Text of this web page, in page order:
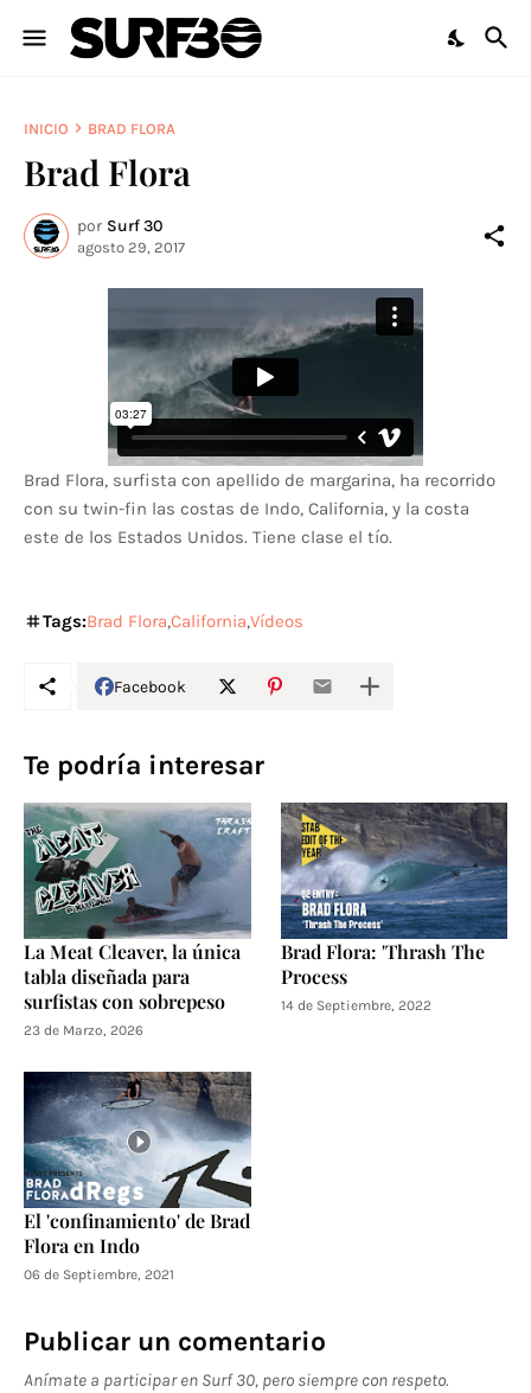
INICIO BRAD FLORA
Brad Flora
por Surf 30
agosto 29, 2017
Brad Flora, surfista con apellido de margarina, ha recorrido
con su twin-fin las costas de Indo, California, y la costa
este de los Estados Unidos. Tiene clase el tío.
Tags:Brad Flora California Vídeos
Facebook
Te podría interesar
La Meat Cleaver, la única
tabla diseñada para
surfistas con sobrepeso
23 de Marzo, 2026
Brad Flora: 'Thrash The
Process
14 de Septiembre, 2022
El 'confinamiento' de Brad
Flora en Indo
06 de Septiembre, 2021
Publicar un comentario
Anímate a participar en Surf 30, pero siempre con respeto.